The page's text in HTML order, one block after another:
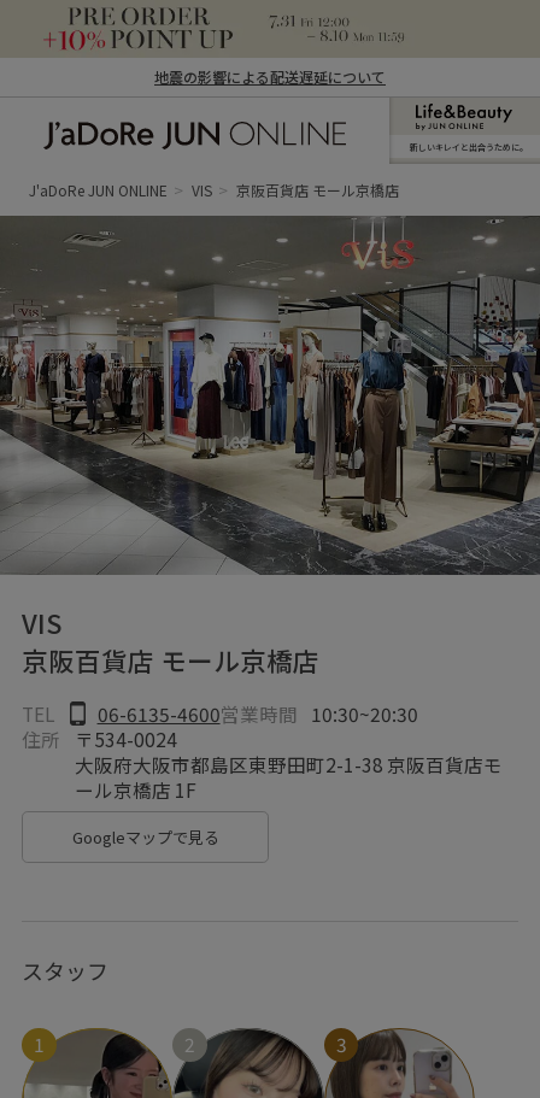
地震の影響による配送遅延について
ン オンライン）
新しいキレイと出合うために。
J'aDoRe JUN ONLINE VIS 京阪百貨店 モール京橋店
VIS
京阪百貨店 モール京橋店
TEL 06-6135-4600営業時間
10:30~20:30
住所
〒534-0024
大阪府大阪市都島区東野田町2-1-38 京阪百貨店モ
ール京橋店 1F
Googleマップで見る
スタッフ
1 2 3